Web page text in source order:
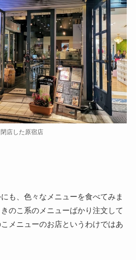
閉店した原宿店
も、色々なメニューを食べてみま
のこ系のメニューばかり注文して
メニューのお店というわけではあ